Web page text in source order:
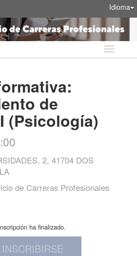
Idioma
Idioma
de
(Psicología)
2, 41704 DOS
de Carreras Profesionales
ha finalizado.
INSCRIBIRSE